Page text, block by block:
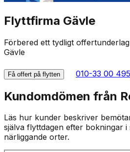
Flyttfirma Gävle
Förbered ett tydligt
Gävle
Få offert på flytten 010-33 00 495
Kundomdömen från
Läs hur kunder beskriver
själva flyttdagen efter bokningar
närliggande orter.